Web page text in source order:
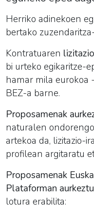
Herriko adinekoen
bertako
Kontratuaren
bi urteko egikaritze-
hamar mila eurokoa
BEZ-a barne.
Proposamenak
naturalen
artekoa da, lizitazio-
profilean argitaratu
Proposamenak
Plataforman
lotura erabilita: